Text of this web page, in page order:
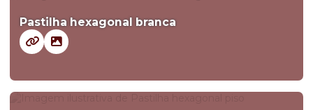
Pastilha hexagonal branca